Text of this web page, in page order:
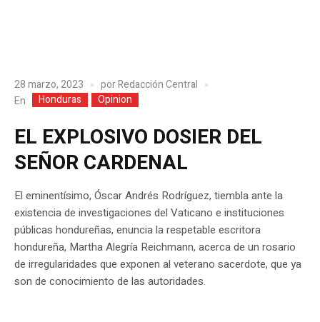
28 marzo, 2023 porRedacción Central
En
Honduras Opinion
EL EXPLOSIVO DOSIER DEL
SEÑOR CARDENAL
El eminentísimo, Óscar Andrés Rodríguez, tiembla ante la
existencia de investigaciones del Vaticano e instituciones
públicas hondureñas, enuncia la respetable escritora
hondureña, Martha Alegría Reichmann, acerca de un rosario
de irregularidades que exponen al veterano sacerdote, que ya
son de conocimiento de las autoridades.